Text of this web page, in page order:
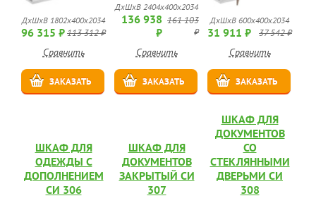
ДхШхВ 1802x400x2034
96 315 ₽113 312 ₽
Сравнить
ЗАКАЗАТЬ
ДхШхВ 2404x400x2034
136 938
₽
161 103
₽
Сравнить
ЗАКАЗАТЬ
ДхШхВ 600x400x2034
31 911 ₽ 37 542 ₽
Сравнить
ЗАКАЗАТЬ
ШКАФ ДЛЯ
ОДЕЖДЫ С
ДОПОЛНЕНИЕМ
СИ 306
ШКАФ ДЛЯ
ДОКУМЕНТОВ
ЗАКРЫТЫЙ СИ
307
ШКАФ ДЛЯ
ДОКУМЕНТОВ
СО
СТЕКЛЯННЫМИ
ДВЕРЬМИ СИ
308